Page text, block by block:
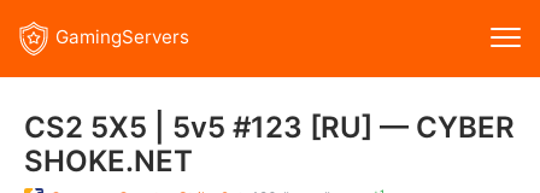
GamingServers
CS2 5X5 | 5v5 #123 [RU] — CYBER
SHOKE.NET